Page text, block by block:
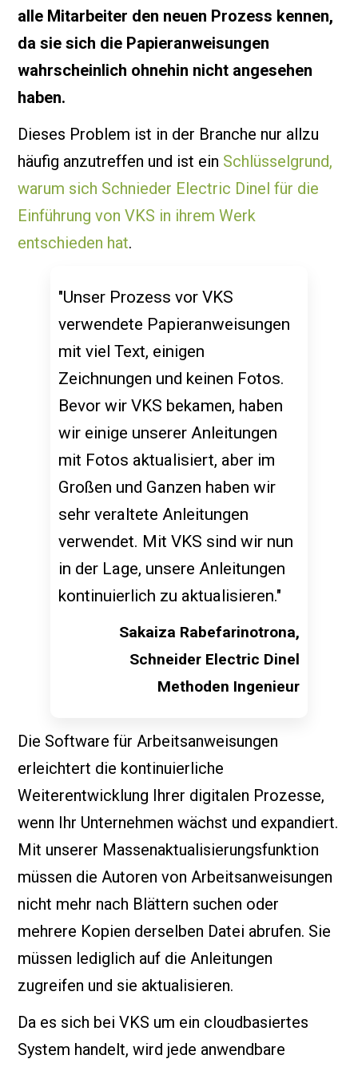
alle Mitarbeiter den neuen Prozess kennen,
da sie sich die Papieranweisungen
wahrscheinlich ohnehin nicht angesehen
haben.
Dieses Problem ist in der Branche nur allzu
häufig anzutreffen und ist ein Schlüsselgrund,
warum sich Schnieder Electric Dinel für die
Einführung von VKS in ihrem Werk
entschieden hat.
"Unser Prozess vor VKS
verwendete Papieranweisungen
mit viel Text, einigen
Zeichnungen und keinen Fotos.
Bevor wir VKS bekamen, haben
wir einige unserer Anleitungen
mit Fotos aktualisiert, aber im
Großen und Ganzen haben wir
sehr veraltete Anleitungen
verwendet. Mit VKS sind wir nun
in der Lage, unsere Anleitungen
kontinuierlich zu aktualisieren."
Sakaiza Rabefarinotrona,
Schneider Electric Dinel
Methoden Ingenieur
Die Software für Arbeitsanweisungen
erleichtert die kontinuierliche
Weiterentwicklung Ihrer digitalen Prozesse,
wenn Ihr Unternehmen wächst und expandiert.
Mit unserer Massenaktualisierungsfunktion
müssen die Autoren von Arbeitsanweisungen
nicht mehr nach Blättern suchen oder
mehrere Kopien derselben Datei abrufen. Sie
müssen lediglich auf die Anleitungen
zugreifen und sie aktualisieren.
Da es sich bei VKS um ein cloudbasiertes
System handelt, wird jede anwendbare